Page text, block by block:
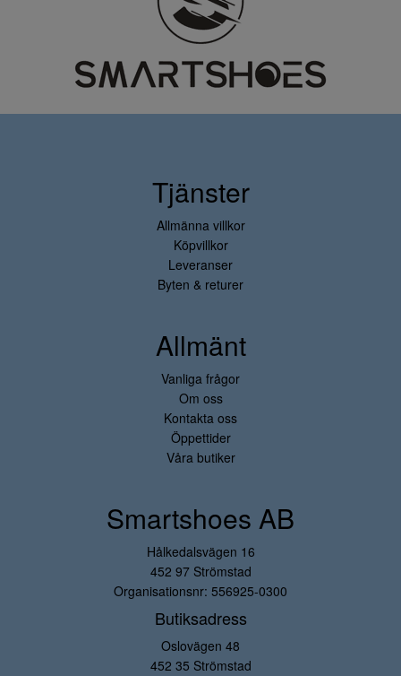
Tjänster
Allmänna villkor
Köpvillkor
Leveranser
Byten & returer
Allmänt
Vanliga frågor
Om oss
Kontakta oss
Öppettider
Våra butiker
Smartshoes AB
Hålkedalsvägen 16
452 97 Strömstad
Organisationsnr: 556925-0300
Butiksadress
Oslovägen 48
452 35 Strömstad